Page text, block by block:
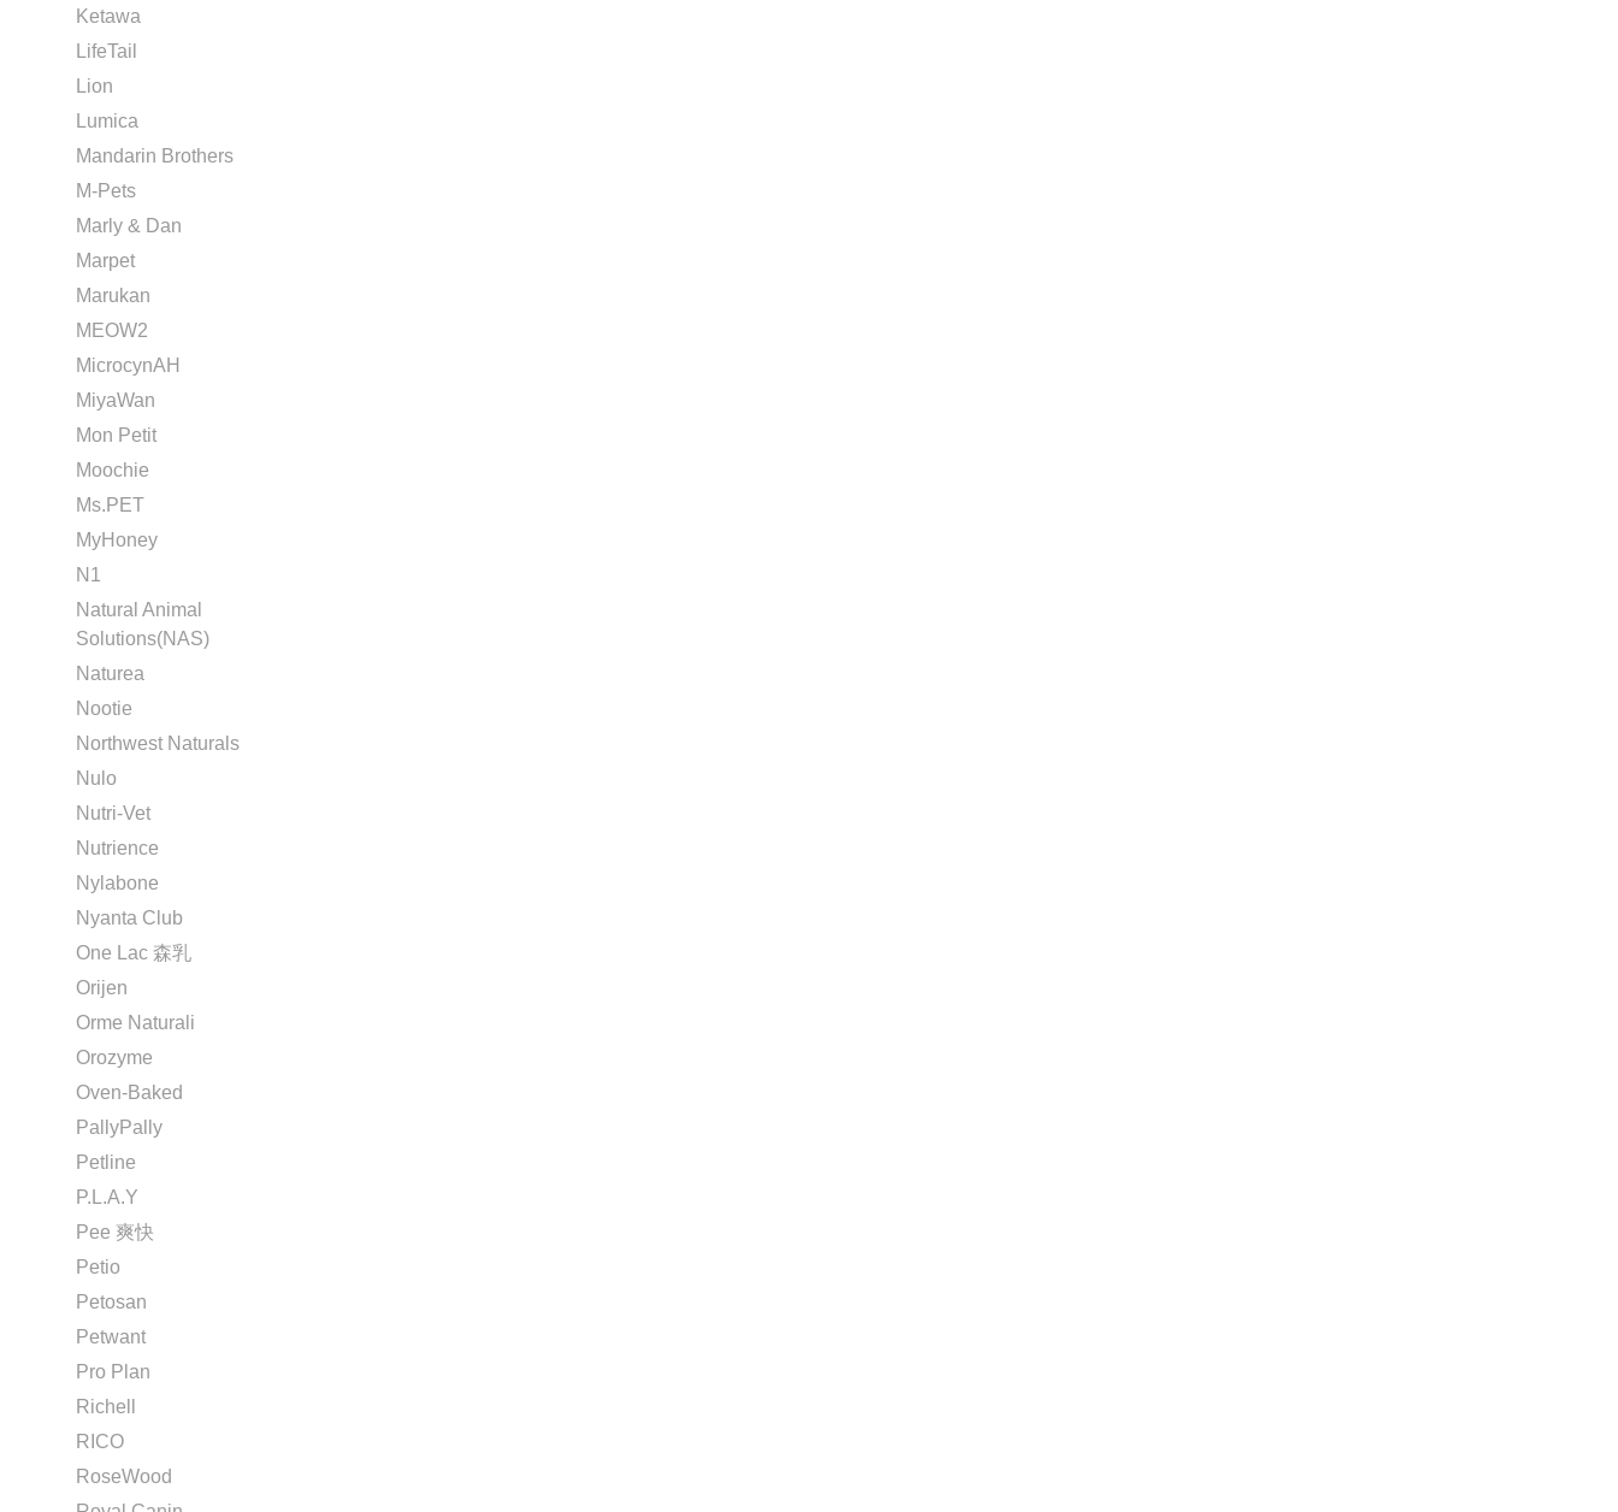
Ketawa
LifeTail
Lion
Lumica
Mandarin Brothers
M-Pets
Marly & Dan
Marpet
Marukan
MEOW2
MicrocynAH
MiyaWan
Mon Petit
Moochie
Ms.PET
MyHoney
N1
Natural Animal
Solutions(NAS)
Naturea
Nootie
Northwest Naturals
Nulo
Nutri-Vet
Nutrience
Nylabone
Nyanta Club
One Lac 森乳
Orijen
Orme Naturali
Orozyme
Oven-Baked
PallyPally
Petline
P.L.A.Y
Pee 爽快
Petio
Petosan
Petwant
Pro Plan
Richell
RICO
RoseWood